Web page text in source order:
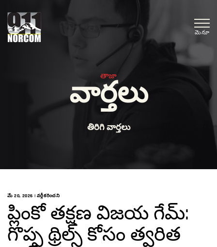
మెనూ
తాజా
వార్తలు
తిరిగి వార్తలు
మే 20, 2026 | వర్గీకరించని
ప్లింకో తక్షణ విజయ గేమ్:
గొప్ప థ్రిల్స్ కోసం త్వరిత